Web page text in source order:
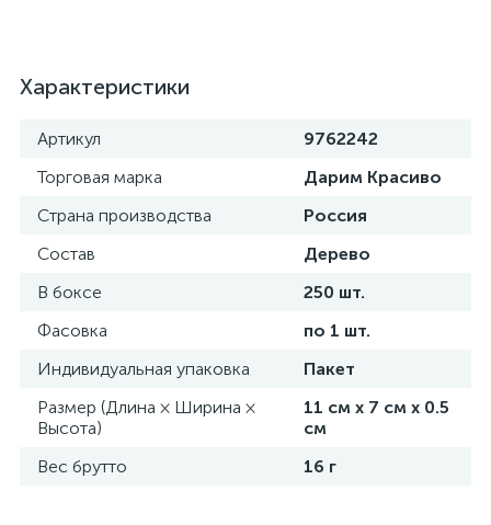
Характеристики
Артикул
9762242
Торговая марка
Дарим Красиво
Страна производства
Россия
Состав
Дерево
В боксе
250 шт.
Фасовка
по 1 шт.
Индивидуальная упаковка
Пакет
Размер (Длина × Ширина ×
Высота)
11 см х 7 см х 0.5
см
Вес брутто
16 г